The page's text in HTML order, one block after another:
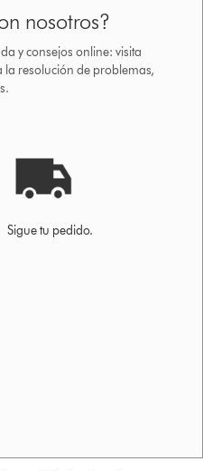
nosotros?
y consejos online: visita
la resolución de problemas,
Sigue tu pedido.